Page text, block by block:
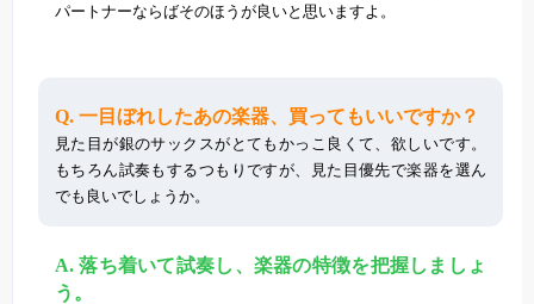
パートナーならばそのほうが良いと思いますよ。
Q. 一目ぼれしたあの楽器、買ってもいいですか？
見た目が銀のサックスがとてもかっこ良くて、欲しいです。
もちろん試奏もするつもりですが、見た目優先で楽器を選ん
でも良いでしょうか。
A. 落ち着いて試奏し、楽器の特徴を把握しましょ
う。